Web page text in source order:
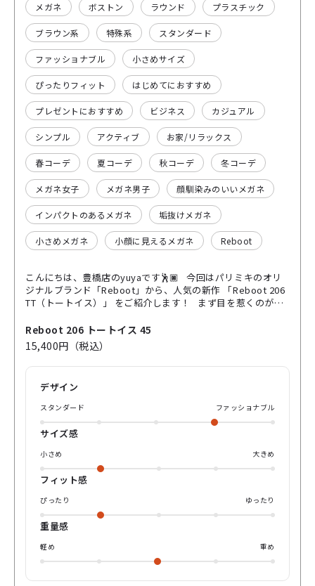
メガネ ボストン ラウンド プラスチック
ブラウン系 特殊系 スタンダード
ファッショナブル 小さめサイズ
ぴったりフィット はじめてにおすすめ
プレゼントにおすすめ ビジネス カジュアル
シンプル アクティブ お家/リラックス
春コーデ 夏コーデ 秋コーデ 冬コーデ
メガネ女子 メガネ男子 顔馴染みのいいメガネ
インパクトのあるメガネ 垢抜けメガネ
小さめメガネ 小顔に見えるメガネ Reboot
こんにちは、豊橋店のyuyaです🕺🏿 今回はパリミキのオリ
ジナルブランド「Reboot」から、人気の新作 「Reboot 206
TT（トートイス）」 をご紹介します！ まず目を惹くのが、
光の当たり方でほんのり透けるツヤ感が魅力です！ 派手すぎ
ず落ち着いたカラーなので、どんなコーデにも自然に馴染
み、顔まわりにあたたかみをプラスしてくれます🌼 フロント
は程よくボリュームがあり、丸みと角のバランスが絶妙なク
プルなスタイルも一気に垢抜けて見える優秀デザインです🌚
素材にはアセテートを採用しており、しっかりとした質感な
がら掛け心地も軽やか！ 写真のように木目の背景やカフェの
照明にもよく映えるので、SNS映えもばっちり📸 「トラッド
なのに重たくない」 そんな絶妙なバランスを楽しめるのがこ
のモデル！🪻 秋冬のファッションにぴったりの一本です🍁
ぜひ店頭で、その質感とツヤを手に取って感じてみてくださ
いね！ yuyaでした！それではまた💁‍♂️
Reboot 206 トートイス 45
15,400円（税込）
デザイン
スタンダード ファッショナブル
サイズ感
小さめ 大きめ
フィット感
ぴったり ゆったり
重量感
軽め 重め